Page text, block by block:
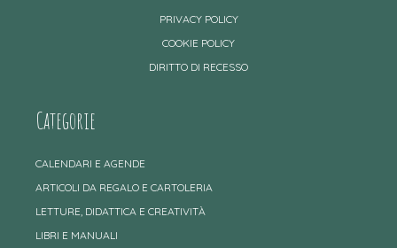
PRIVACY POLICY
COOKIE POLICY
DIRITTO DI RECESSO
Categorie
CALENDARI E AGENDE
ARTICOLI DA REGALO E CARTOLERIA
LETTURE, DIDATTICA E CREATIVITÀ
LIBRI E MANUALI